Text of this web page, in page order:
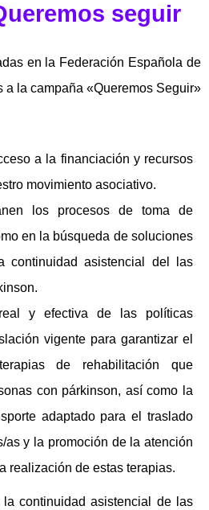
seguir
en la Federación Española de
a la campaña «Queremos Seguir»
a la financiación y recursos
movimiento asociativo.
los procesos de toma de
en la búsqueda de soluciones
continuidad asistencial del las
y efectiva de las políticas
vigente para garantizar el
de rehabilitación que
con párkinson, así como la
adaptado para el traslado
as y la promoción de la atención
realización de estas terapias.
continuidad asistencial de las